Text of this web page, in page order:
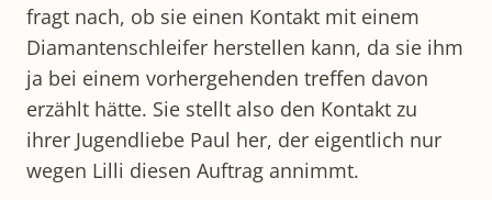
fragt nach, ob sie einen Kontakt mit einem
Diamantenschleifer herstellen kann, da sie ihm
ja bei einem vorhergehenden treffen davon
erzählt hätte. Sie stellt also den Kontakt zu
ihrer Jugendliebe Paul her, der eigentlich nur
wegen Lilli diesen Auftrag annimmt.